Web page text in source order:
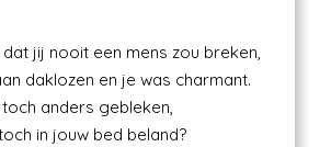
jij nooit een mens zou breken,
daklozen en je was charmant.
anders gebleken,
in jouw bed beland?